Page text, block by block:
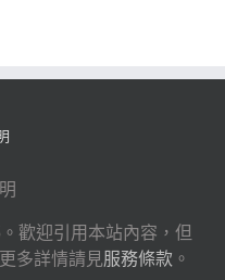
歡迎引用本站內容，但
多詳情請見服務條款 。